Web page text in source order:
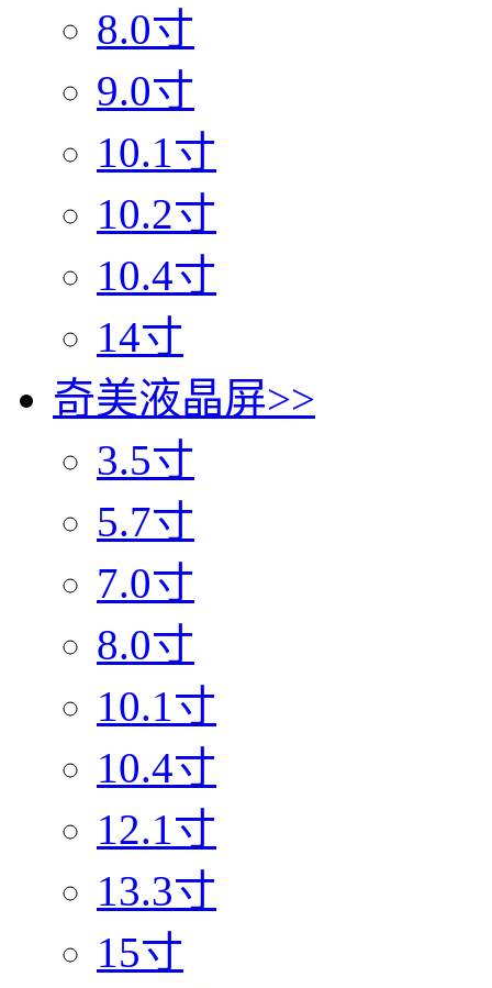
8.0寸
9.0寸
10.1寸
10.2寸
10.4寸
14寸
奇美液晶屏>>
3.5寸
5.7寸
7.0寸
8.0寸
10.1寸
10.4寸
12.1寸
13.3寸
15寸